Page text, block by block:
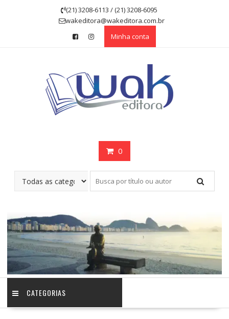
(21) 3208-6113 / (21) 3208-6095
wakeditora@wakeditora.com.br
Minha conta
0
CATEGORIAS